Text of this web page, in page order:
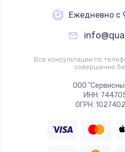
Ежедневно с
Все консультации по
совершенно
ООО
ИНН:
ОГРН: